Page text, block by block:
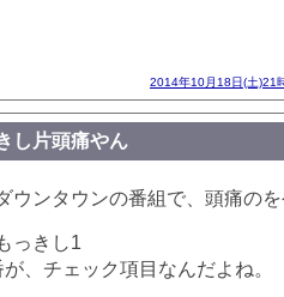
2014年10月18日(土)21
し片頭痛やん
ウンタウンの番組で、頭痛の
っきし1
、チェック項目なんだよね。